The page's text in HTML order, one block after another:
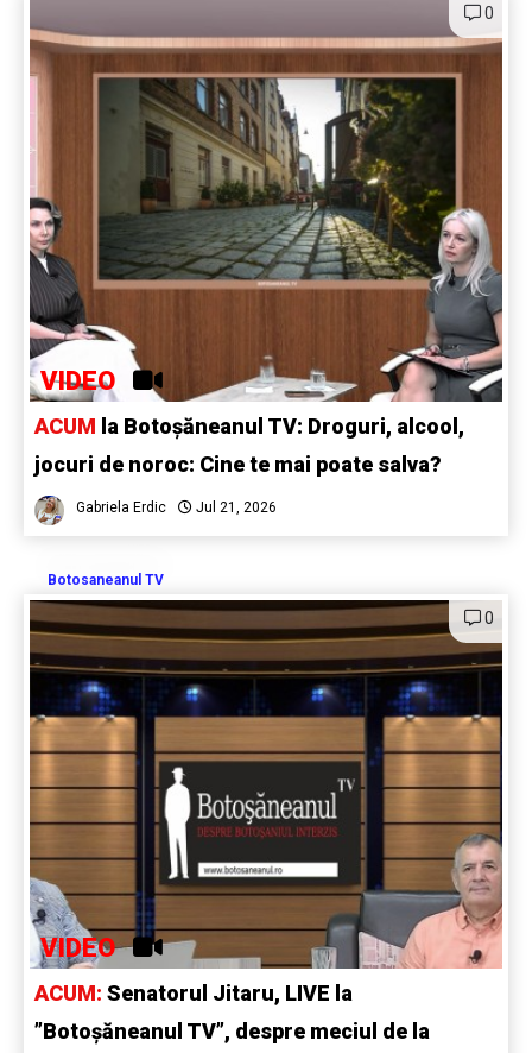
0
VIDEO
ACUM la Botoșăneanul TV: Droguri, alcool,
jocuri de noroc: Cine te mai poate salva?
Gabriela Erdic Jul 21, 2026
Botosaneanul TV
0
VIDEO
ACUM: Senatorul Jitaru, LIVE la
”Botoșăneanul TV”, despre meciul de la